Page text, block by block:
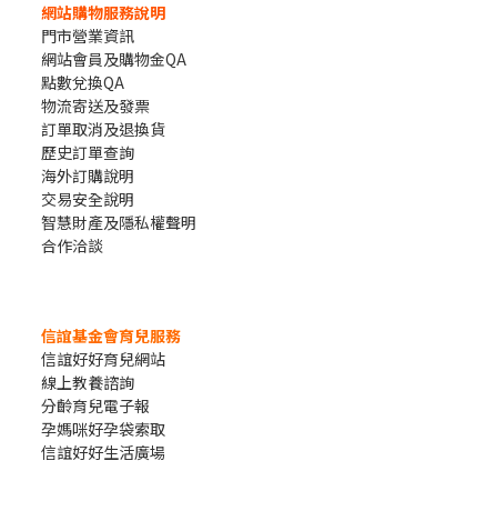
網站購物服務說明
門市營業資訊
網站會員及購物金QA
點數兌換QA
物流寄送及發票
訂單取消及退換貨
歷史訂單查詢
海外訂購說明
交易安全說明
智慧財產及隱私權聲明
合作洽談
信誼基金會育兒服務
信誼好好育兒網站
線上教養諮詢
分齡育兒電子報
孕媽咪好孕袋索取
信誼好好生活廣場